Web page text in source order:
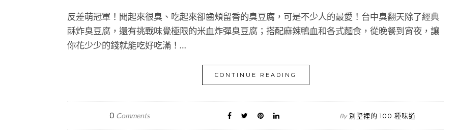
反差萌冠軍！聞起來很臭、吃起來卻齒頰留香的臭豆腐，可是不少人的最愛！台中臭翻天除了經典
酥炸臭豆腐，還有挑戰味覺極限的米血炸彈臭豆腐；搭配麻辣鴨血和各式麵食，從晚餐到宵夜，讓
你花少少的錢就能吃好吃滿！…
CONTINUE READING
0 Comments By 別墅裡的 100 種味道